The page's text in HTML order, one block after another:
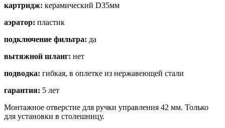
картридж: керамический D35мм
аэратор: пластик
подключение фильтра: да
вытяжной шланг: нет
подводка: гибкая, в оплетке из нержавеющей стали
гарантия: 5 лет
Монтажное отверстие для ручки управления 42 мм. Только
для установки в столешницу.